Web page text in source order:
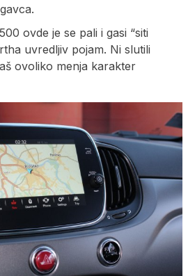
ovde je se pali i gasi “siti
uvredljiv pojam. Ni slutili
ovoliko menja karakter